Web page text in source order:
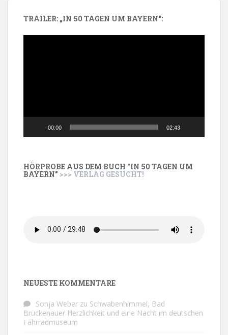
TRAILER: „IN 50 TAGEN UM BAYERN“:
00:00 02:43
HÖRPROBE AUS DEM BUCH "IN 50 TAGEN UM
BAYERN" >>> VERLAG GESUCHT!
NEUESTE KOMMENTARE
Sonja Weber zu Schwabenhimmel, Bad
Brückenauer Herzlichkeit und eine Nacht im deutschen
Fahrradmuseum